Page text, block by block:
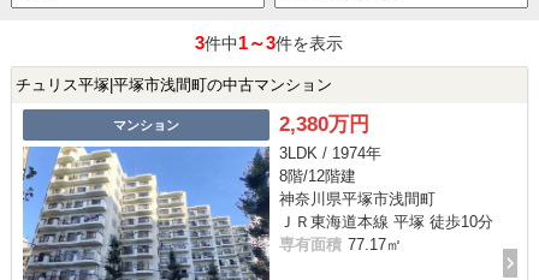
3件中1～3件を表示
チュリス平塚|平塚市浅間町の中古マンション
マンション 2,380万円
3LDK / 1974年
8階/12階建
神奈川県平塚市浅間町
ＪＲ東海道本線 平塚 徒歩10分
専有面積 77.17㎡